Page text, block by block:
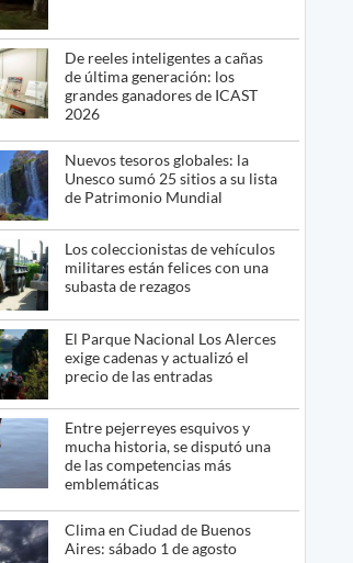
De reeles inteligentes a cañas
de última generación: los
grandes ganadores de ICAST
2026
Nuevos tesoros globales: la
Unesco sumó 25 sitios a su lista
de Patrimonio Mundial
Los coleccionistas de vehículos
militares están felices con una
subasta de rezagos
El Parque Nacional Los Alerces
exige cadenas y actualizó el
precio de las entradas
Entre pejerreyes esquivos y
mucha historia, se disputó una
de las competencias más
emblemáticas
Clima en Ciudad de Buenos
Aires: sábado 1 de agosto